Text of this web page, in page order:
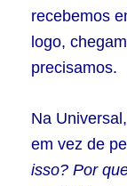
recebemos
logo,
precisamos.
Na
em vez de
isso? Por